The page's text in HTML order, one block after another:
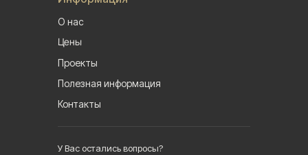
О нас
Цены
Проекты
Полезная информация
Контакты
У Вас остались вопросы?